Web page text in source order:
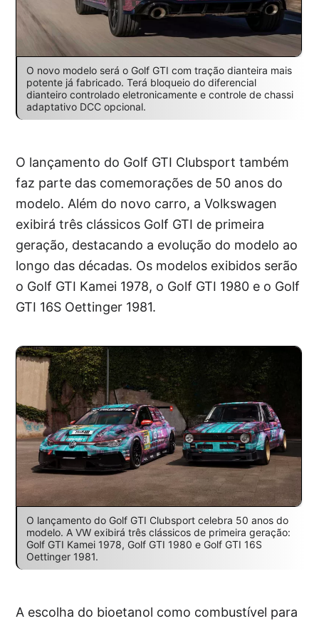
O novo modelo será o Golf GTI com tração dianteira mais
potente já fabricado. Terá bloqueio do diferencial
dianteiro controlado eletronicamente e controle de chassi
adaptativo DCC opcional.
O lançamento do Golf GTI Clubsport também
faz parte das comemorações de 50 anos do
modelo. Além do novo carro, a Volkswagen
exibirá três clássicos Golf GTI de primeira
geração, destacando a evolução do modelo ao
longo das décadas. Os modelos exibidos serão
o Golf GTI Kamei 1978, o Golf GTI 1980 e o Golf
GTI 16S Oettinger 1981.
O lançamento do Golf GTI Clubsport celebra 50 anos do
modelo. A VW exibirá três clássicos de primeira geração:
Golf GTI Kamei 1978, Golf GTI 1980 e Golf GTI 16S
Oettinger 1981.
A escolha do bioetanol como combustível para